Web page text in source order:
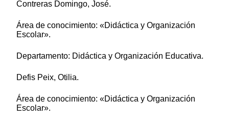
Contreras Domingo, José.
Área de conocimiento: «Didáctica y Organización
Escolar».
Departamento: Didáctica y Organización Educativa.
Defis Peix, Otilia.
Área de conocimiento: «Didáctica y Organización
Escolar».